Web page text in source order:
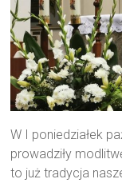
W I poniedziałek
prowadziły
to już tradycja